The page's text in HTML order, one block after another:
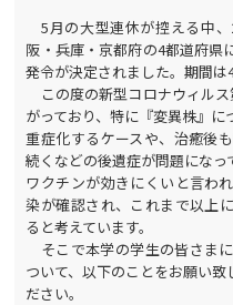
5月の大型連休が控える中
阪・兵庫・京都府の4都道府県
発令が決定されました。期間は
この度の新型コロナウィル
がっており、特に『変異株』
重症化するケースや、治癒後
続くなどの後遺症が問題になっ
ワクチンが効きにくいと言わ
染が確認され、これまで以上
ると考えています。
そこで本学の学生の皆さま
ついて、以下のことをお願い
ださい。